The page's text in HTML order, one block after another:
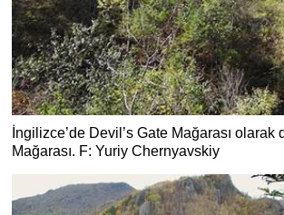
İngilizce’de Devil’s Gate Mağarası
Mağarası. F: Yuriy Chernyavskiy